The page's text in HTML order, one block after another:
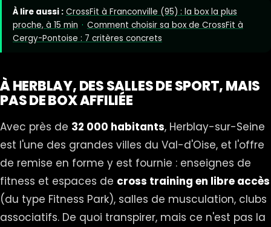
À lire aussi : CrossFit à Franconville (95) : la box la plus
proche, à 15 min · Comment choisir sa box de CrossFit à
Cergy-Pontoise : 7 critères concrets
À HERBLAY, DES SALLES DE SPORT, MAIS
PAS DE BOX AFFILIÉE
Avec près de 32 000 habitants, Herblay-sur-Seine
est l'une des grandes villes du Val-d'Oise, et l'offre
de remise en forme y est fournie : enseignes de
fitness et espaces de cross training en libre accès
(du type Fitness Park), salles de musculation, clubs
associatifs. De quoi transpirer, mais ce n'est pas la